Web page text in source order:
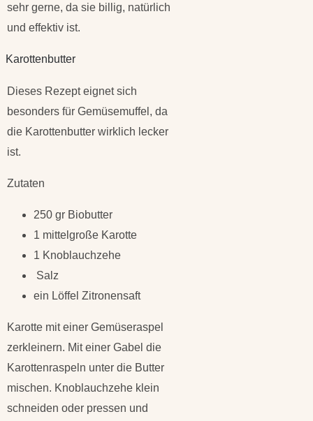
sehr gerne, da sie billig, natürlich
und effektiv ist.
Karottenbutter
Dieses Rezept eignet sich
besonders für Gemüsemuffel, da
die Karottenbutter wirklich lecker
ist.
Zutaten
250 gr Biobutter
1 mittelgroße Karotte
1 Knoblauchzehe
Salz
ein Löffel Zitronensaft
Karotte mit einer Gemüseraspel
zerkleinern. Mit einer Gabel die
Karottenraspeln unter die Butter
mischen. Knoblauchzehe klein
schneiden oder pressen und